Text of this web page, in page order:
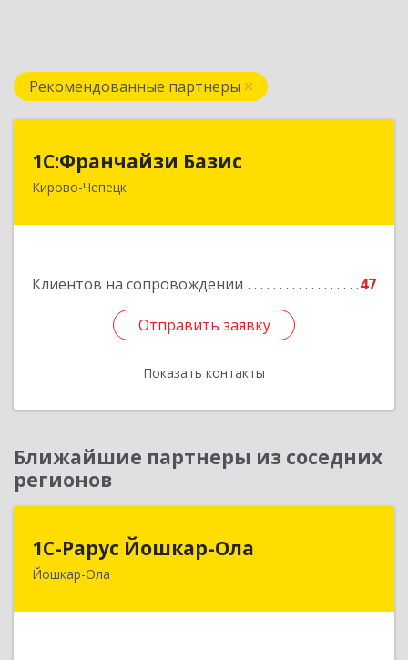
Рекомендованные партнеры
1С:Франчайзи Базис
Кирово-Чепецк
Клиентов на сопровождении 47
Отправить заявку
Показать контакты
613044, Кировская обл, город Кирово-Чепецк
Подробнее
Отправить заявку
Назад
Ближайшие партнеры из соседних
регионов
1С-Рарус Йошкар-Ола
Йошкар-Ола
424004, Марий Эл Респ, Йошкар-Ола г, Волкова